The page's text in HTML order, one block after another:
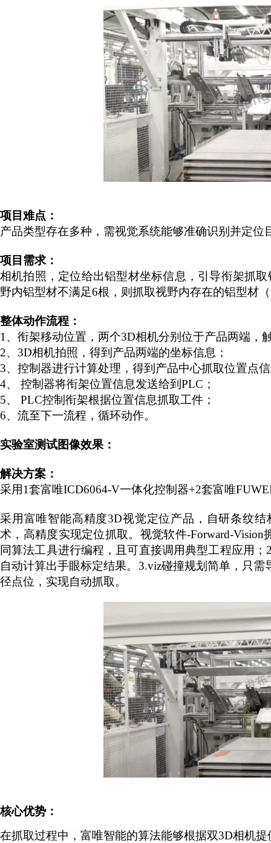
项目难点：
产品类型存在多种，需视觉系统能够准确识别并定位
项目需求：
相机拍照，定位给出铝型材坐标信息，引导衔架抓
野内铝型材不满足6根，则抓取视野内存在的铝型材
整体动作流程：
1、 衔架移动位置，两个3D相机分别位于产品两端，
2、 3D相机拍照，得到产品两端的坐标信息；
3、 控制器进行计算处理，得到产品中心抓取位置点
4、
控制器将衔架位置信息发送给到 PLC；
5、
PLC控制衔架根据位置信息抓取工件；
6、 流至下一流程，循环动作。
实验室测试图像效果：
解决方案：
采用1套富唯ICD6064-V一体化控制器+2套富唯
采用富唯智能高精度3D视觉定位产品，自研条纹
术，高精度实现定位抓取。视觉软件-Forward-Vision
同算法工具进行编程，且可直接调用典型工程应用；
自动计算出手眼标定结果。3.viz碰撞规划简单，只
径点位，实现自动抓取。
核心优势：
在抓取过程中，富唯智能的算法能够根据双3D相机